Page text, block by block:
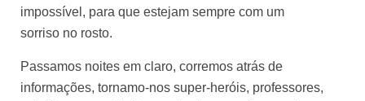
impossível, para que estejam sempre com um
sorriso no rosto.
Passamos noites em claro, corremos atrás de
informações, tornamo-nos super-heróis, professores,